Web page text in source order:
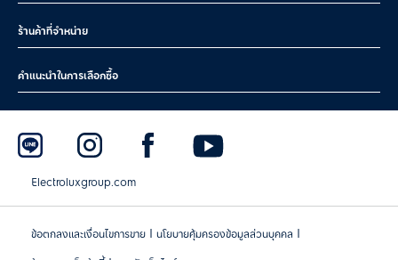
ร้านค้าที่จำหน่าย
คำแนะนำในการเลือกซื้อ
Electroluxgroup.com
ข้อตกลงและเงื่อนไขการขาย | นโยบายคุ้มครองข้อมูลส่วนบุคคล |